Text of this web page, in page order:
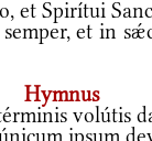
et Spirítui
et in
Hymnus
volútis